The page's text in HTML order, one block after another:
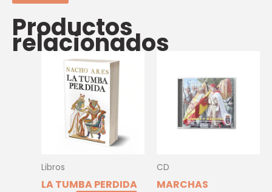
Productos
relacionados
Libros
LA TUMBA PERDIDA
CD
MARCHAS